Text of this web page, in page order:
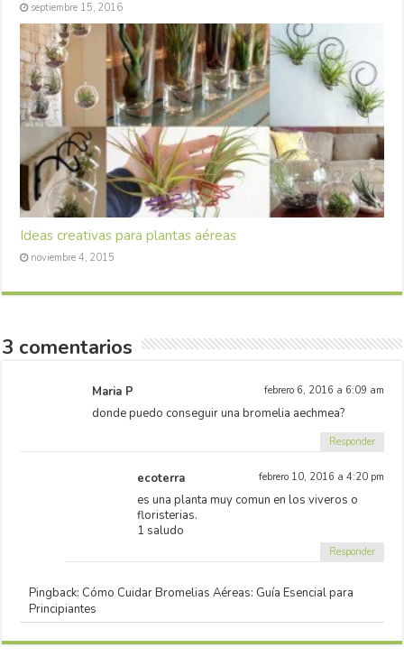
septiembre 15, 2016
Ideas creativas para plantas aéreas
noviembre 4, 2015
3 comentarios
Maria P febrero 6, 2016 a 6:09 am
donde puedo conseguir una bromelia aechmea?
Responder
ecoterra febrero 10, 2016 a 4:20 pm
es una planta muy comun en los viveros o
floristerias.
1 saludo
Responder
Pingback: Cómo Cuidar Bromelias Aéreas: Guía Esencial para
Principiantes